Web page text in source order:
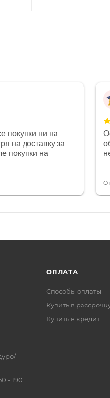
покупки ни на
на доставку за
покупки на
магазина
была решена.
клиенту после
- 190
ОПЛАТА
Способы оплаты
Купить в
Купить в кредит